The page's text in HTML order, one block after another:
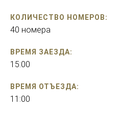
КОЛИЧЕСТВО НОМЕРОВ:
40 номера
ВРЕМЯ ЗАЕЗДА:
15:00
ВРЕМЯ ОТЪЕЗДА:
11:00